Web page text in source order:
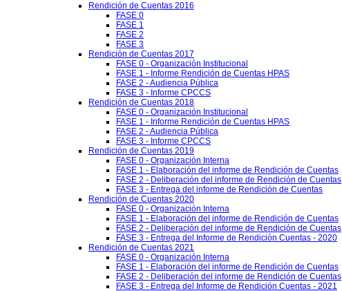
Rendición de Cuentas 2016
FASE 0
FASE 1
FASE 2
FASE 3
Rendición de Cuentas 2017
FASE 0 - Organización Institucional
FASE 1 - Informe Rendición de Cuentas HPAS
FASE 2 - Audiencia Pública
FASE 3 - Informe CPCCS
Rendición de Cuentas 2018
FASE 0 - Organización Institucional
FASE 1 - Informe Rendición de Cuentas HPAS
FASE 2 - Audiencia Pública
FASE 3 - Informe CPCCS
Rendición de Cuentas 2019
FASE 0 - Organización Interna
FASE 1 - Elaboración del informe de Rendición de Cuentas
FASE 2 - Deliberación del informe de Rendición de Cuentas
FASE 3 - Entrega del informe de Rendición de Cuentas
Rendición de Cuentas 2020
FASE 0 - Organización Interna
FASE 1 - Elaboración del informe de Rendición de Cuentas
FASE 2 - Deliberación del informe de Rendición de Cuentas
FASE 3 - Entrega del Informe de Rendición Cuentas - 2020
Rendición de Cuentas 2021
FASE 0 - Organización Interna
FASE 1 - Elaboración del informe de Rendición de Cuentas
FASE 2 - Deliberación del informe de Rendición de Cuentas
FASE 3 - Entrega del Informe de Rendición Cuentas - 2021